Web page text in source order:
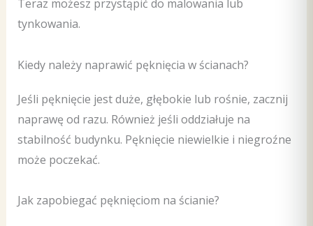
Teraz możesz przystąpić do malowania lub
tynkowania.
Kiedy należy naprawić pęknięcia w ścianach?
Jeśli pęknięcie jest duże, głębokie lub rośnie, zacznij
naprawę od razu. Również jeśli oddziałuje na
stabilność budynku. Pęknięcie niewielkie i niegroźne
może poczekać.
Jak zapobiegać pęknięciom na ścianie?